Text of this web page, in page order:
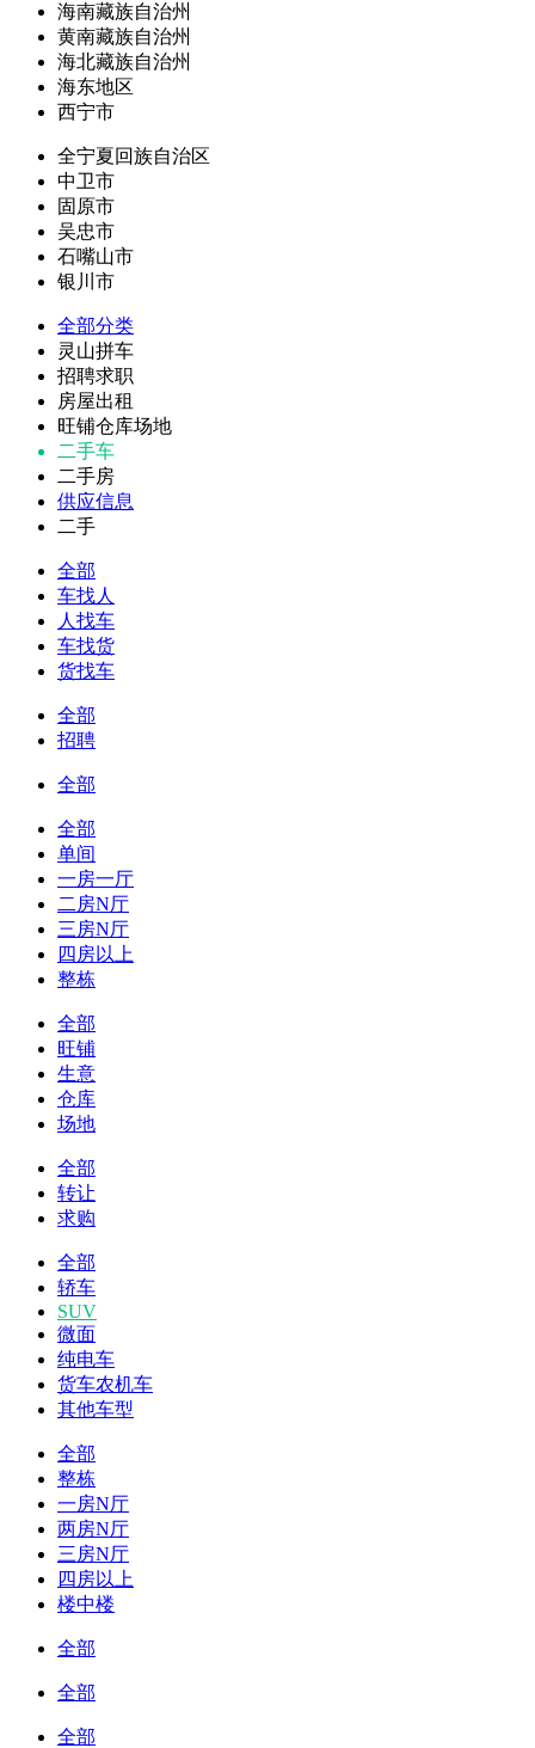
海南藏族自治州
黄南藏族自治州
海北藏族自治州
海东地区
西宁市
全宁夏回族自治区
中卫市
固原市
吴忠市
石嘴山市
银川市
全部分类
灵山拼车
招聘求职
房屋出租
旺铺仓库场地
二手车
二手房
供应信息
二手
全部
车找人
人找车
车找货
货找车
全部
招聘
全部
全部
单间
一房一厅
二房N厅
三房N厅
四房以上
整栋
全部
旺铺
生意
仓库
场地
全部
转让
求购
全部
轿车
SUV
微面
纯电车
货车农机车
其他车型
全部
整栋
一房N厅
两房N厅
三房N厅
四房以上
楼中楼
全部
全部
全部